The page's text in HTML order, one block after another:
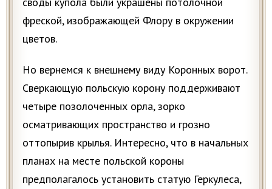
фреской, изображающей Флору в окружении
цветов.
Но вернемся к внешнему виду Коронных ворот.
Сверкающую польскую корону поддерживают
четыре позолоченных орла, зорко
осматривающих пространство и грозно
оттопырив крылья. Интересно, что в начальных
планах на месте польской короны
предполагалось установить статую Геркулеса,